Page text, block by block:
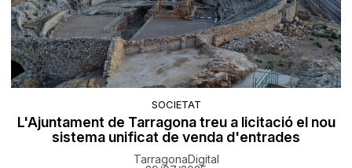
SOCIETAT
L'Ajuntament de Tarragona treu a licitació el nou
sistema unificat de venda d'entrades
TarragonaDigital